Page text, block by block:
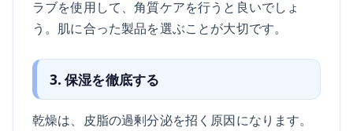
ラブを使用して、角質ケアを行うと良いでしょ
う。肌に合った製品を選ぶことが大切です。
3. 保湿を徹底する
乾燥は、皮脂の過剰分泌を招く原因になります。